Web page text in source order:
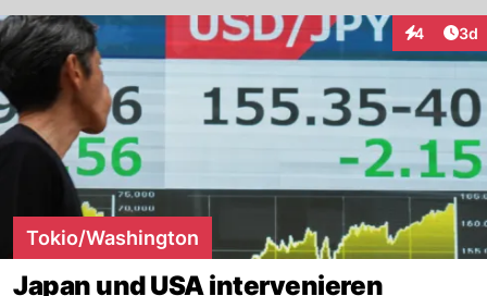
4 3d
Tokio/Washington
Japan und USA intervenieren